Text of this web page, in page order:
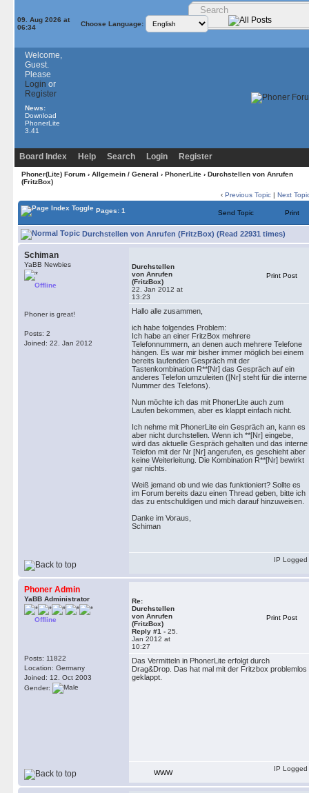
09. Aug 2026 at
06:34
Choose Language:
Welcome,
Guest.
Please
Login or
Register
News:
Download
PhonerLite
3.41
Board Index Help Search Login Register
Phoner(Lite) Forum› Allgemein / General › PhonerLite› Durchstellen von Anrufen
(FritzBox)
‹ Previous Topic | Next
Pages: 1 Send Topic Print
Durchstellen von Anrufen (FritzBox) (Read 22931 times)
Schiman
YaBB Newbies
Offline
Phoner is great!
Posts: 2
Joined: 22. Jan 2012
Durchstellen
von Anrufen
(FritzBox)
22. Jan 2012 at
13:23
Print Post
Hallo alle zusammen,
ich habe folgendes Problem:
Ich habe an einer FritzBox mehrere
Telefonnummern, an denen auch mehrere Telefone
hängen. Es war mir bisher immer möglich bei einem
bereits laufenden Gespräch mit der
Tastenkombination R**[Nr] das Gespräch auf ein
anderes Telefon umzuleiten ([Nr] steht für die interne
Nummer des Telefons).
Nun möchte ich das mit PhonerLite auch zum
Laufen bekommen, aber es klappt einfach nicht.
Ich nehme mit PhonerLite ein Gespräch an, kann es
aber nicht durchstellen. Wenn ich **[Nr] eingebe,
wird das aktuelle Gespräch gehalten und das interne
Telefon mit der Nr [Nr] angerufen, es geschieht aber
keine Weiterleitung. Die Kombination R**[Nr] bewirkt
gar nichts.
Weiß jemand ob und wie das funktioniert? Sollte es
im Forum bereits dazu einen Thread geben, bitte ich
das zu entschuldigen und mich darauf hinzuweisen.
Danke im Voraus,
Schiman
IP Logged
Phoner Admin
YaBB Administrator
Offline
Posts: 11822
Location: Germany
Joined: 12. Oct 2003
Gender:
Re:
Durchstellen
von Anrufen
(FritzBox)
Reply #1 - 25.
Jan 2012 at
10:27
Print Post
Das Vermitteln in PhonerLite erfolgt durch
Drag&Drop. Das hat mal mit der Fritzbox problemlos
geklappt.
WWW
IP Logged